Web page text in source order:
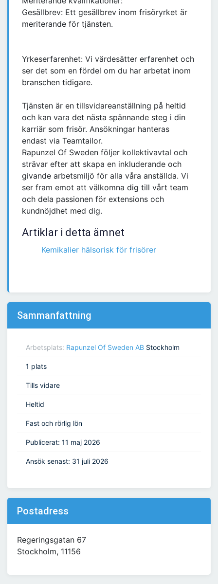
Gesällbrev: Ett gesällbrev inom frisöryrket är
meriterande för tjänsten.
Yrkeserfarenhet: Vi värdesätter erfarenhet och
ser det som en fördel om du har arbetat inom
branschen tidigare.
Tjänsten är en tillsvidareanställning på heltid
och kan vara det nästa spännande steg i din
karriär som frisör. Ansökningar hanteras
endast via Teamtailor.
Rapunzel Of Sweden följer kollektivavtal och
strävar efter att skapa en inkluderande och
givande arbetsmiljö för alla våra anställda. Vi
ser fram emot att välkomna dig till vårt team
och dela passionen för extensions och
kundnöjdhet med dig.
Artiklar i detta ämnet
Kemikalier hälsorisk för frisörer
Sammanfattning
Arbetsplats: Rapunzel Of Sweden AB Stockholm
1 plats
Tills vidare
Heltid
Fast och rörlig lön
Publicerat: 11 maj 2026
Ansök senast: 31 juli 2026
Postadress
Regeringsgatan 67
Stockholm, 11156